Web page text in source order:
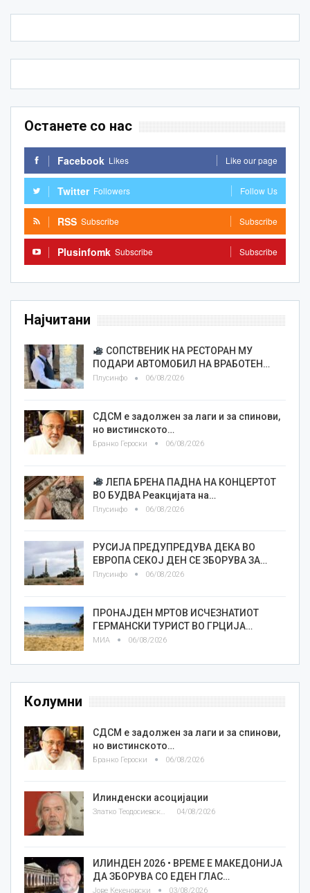
Останете со нас
Facebook Likes Like our page
Twitter Followers Follow Us
RSS Subscribe Subscribe
Plusinfomk Subscribe Subscribe
Најчитани
СОПСТВЕНИК НА РЕСТОРАН МУ
ПОДАРИ АВТОМОБИЛ НА ВРАБОТЕН…
Плусинфо 06/08/2026
СДСМ е задолжен за лаги и за спинови,
но вистинското…
Бранко Героски 06/08/2026
ЛЕПА БРЕНА ПАДНА НА КОНЦЕРТОТ
ВО БУДВА Реакцијата на…
Плусинфо 06/08/2026
РУСИЈА ПРЕДУПРЕДУВА ДЕКА ВО
ЕВРОПА СЕКОЈ ДЕН СЕ ЗБОРУВА ЗА…
Плусинфо 06/08/2026
ПРОНАЈДЕН МРТОВ ИСЧЕЗНАТИОТ
ГЕРМАНСКИ ТУРИСТ ВО ГРЦИЈА…
МИА 06/08/2026
Колумни
СДСМ е задолжен за лаги и за спинови,
но вистинското…
Бранко Героски 06/08/2026
Илинденски асоцијации
Златко Теодосиевски 04/08/2026
ИЛИНДЕН 2026 • ВРЕМЕ Е МАКЕДОНИЈА
ДА ЗБОРУВА СО ЕДЕН ГЛАС…
Јове Кекеновски 03/08/2026